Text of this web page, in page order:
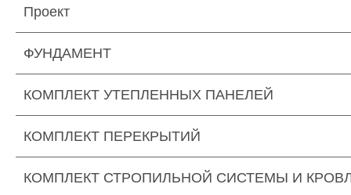
Проект
ФУНДАМЕНТ
КОМПЛЕКТ УТЕПЛЕННЫХ ПАНЕЛЕЙ
КОМПЛЕКТ ПЕРЕКРЫТИЙ
КОМПЛЕКТ СТРОПИЛЬНОЙ СИСТЕМЫ И